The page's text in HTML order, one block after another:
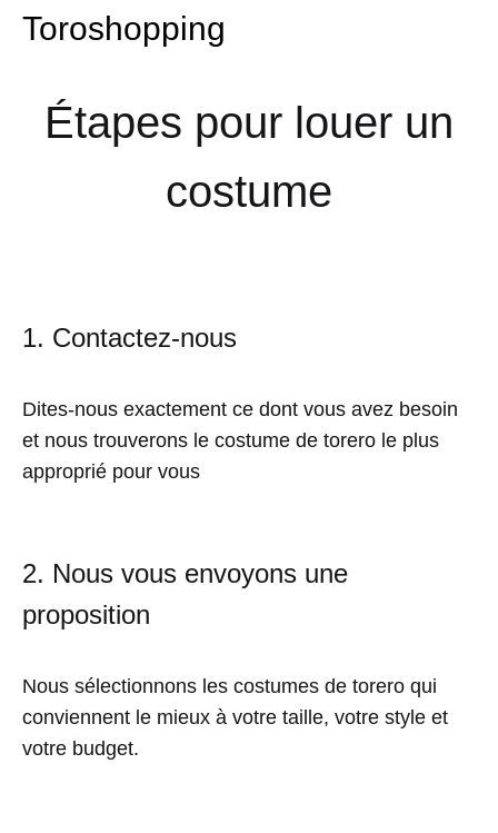
Toroshopping
Étapes pour louer un
costume
1. Contactez-nous
Dites-nous exactement ce dont vous avez besoin
et nous trouverons le costume de torero le plus
approprié pour vous
2. Nous vous envoyons une
proposition
Nous sélectionnons les costumes de torero qui
conviennent le mieux à votre taille, votre style et
votre budget.